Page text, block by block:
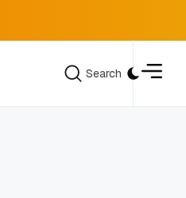
Search